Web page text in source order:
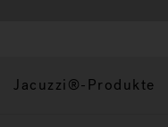
Jacuzzi®-Produkte